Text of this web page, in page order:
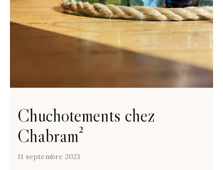
Chuchotements chez
Chabram²
11 septembre 2023